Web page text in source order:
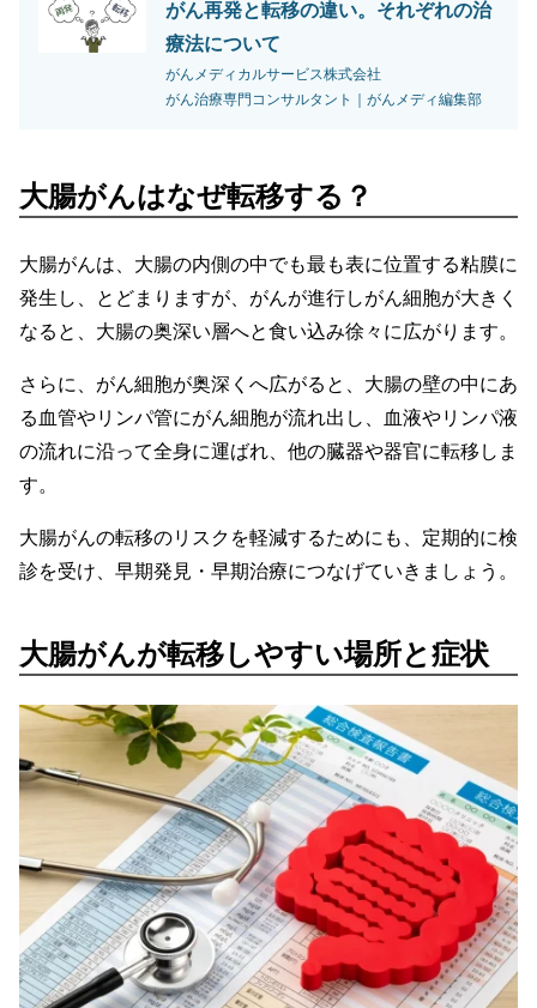
がん再発と転移の違い。それぞれの治
療法について
がんメディカルサービス株式会社
がん治療専門コンサルタント｜がんメディ編集部
大腸がんはなぜ転移する？
大腸がんは、大腸の内側の中でも最も表に位置する粘膜に
発生し、とどまりますが、がんが進行しがん細胞が大きく
なると、大腸の奥深い層へと食い込み徐々に広がります。
さらに、がん細胞が奥深くへ広がると、大腸の壁の中にあ
る血管やリンパ管にがん細胞が流れ出し、血液やリンパ液
の流れに沿って全身に運ばれ、他の臓器や器官に転移しま
す。
大腸がんの転移のリスクを軽減するためにも、定期的に検
診を受け、早期発見・早期治療につなげていきましょう。
大腸がんが転移しやすい場所と症状